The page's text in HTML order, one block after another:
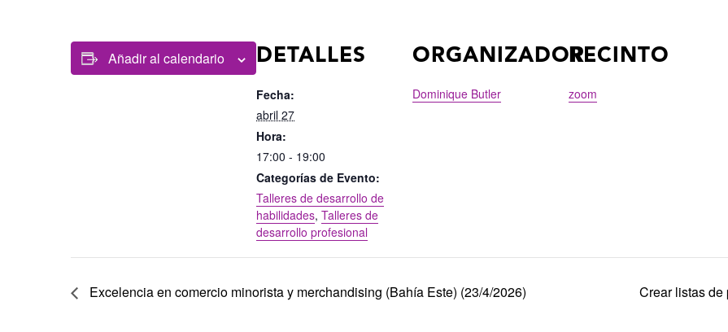
Añadir al calendario DETALLES
Fecha:
abril 27
Hora:
17:00 - 19:00
Categorías de Evento:
Talleres de desarrollo de
habilidades, Talleres de
desarrollo profesional
ORGANIZADOR
Dominique Butler
RECINTO
zoom
Excelencia en comercio minorista y merchandising (Bahía Este) (23/4/2026) Crear listas de